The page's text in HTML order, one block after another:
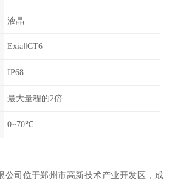
液晶
ExiaⅡCT6
IP68
最大量程的2倍
0~70℃
公司位于郑州市高新技术产业开发区，成